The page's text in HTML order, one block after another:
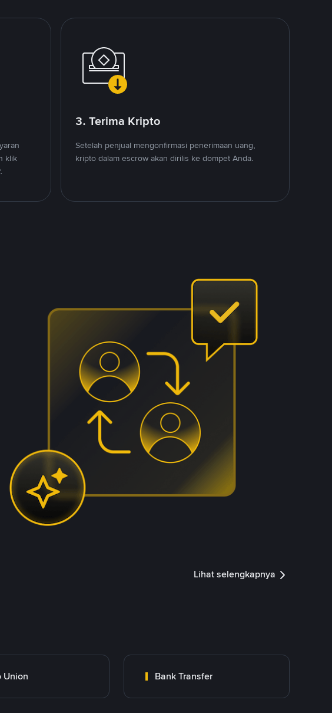
klik
3. Terima Kripto
Setelah penjual mengonfirmasi penerimaan uang,
kripto dalam escrow akan dirilis ke dompet Anda.
Lihat selengkapnya
Union Bank Transfer